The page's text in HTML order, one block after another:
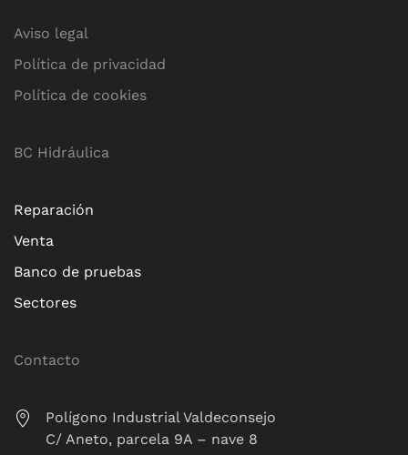
Aviso legal
Política de privacidad
Política de cookies
BC Hidráulica
Reparación
Venta
Banco de pruebas
Sectores
Contacto
Polígono Industrial Valdeconsejo
C/ Aneto, parcela 9A – nave 8